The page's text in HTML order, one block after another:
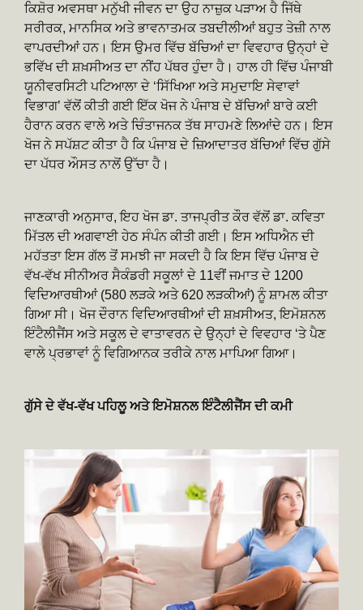
ਕਿਸ਼ੋਰ ਅਵਸਥਾ ਮਨੁੱਖੀ ਜੀਵਨ ਦਾ ਉਹ ਨਾਜ਼ੁਕ ਪੜਾਅ ਹੈ ਜਿੱਥੇ
ਸਰੀਰਕ, ਮਾਨਸਿਕ ਅਤੇ ਭਾਵਨਾਤਮਕ ਤਬਦੀਲੀਆਂ ਬਹੁਤ ਤੇਜ਼ੀ ਨਾਲ
ਵਾਪਰਦੀਆਂ ਹਨ। ਇਸ ਉਮਰ ਵਿੱਚ ਬੱਚਿਆਂ ਦਾ ਵਿਵਹਾਰ ਉਨ੍ਹਾਂ ਦੇ
ਭਵਿੱਖ ਦੀ ਸ਼ਖ਼ਸੀਅਤ ਦਾ ਨੀਂਹ ਪੱਥਰ ਹੁੰਦਾ ਹੈ। ਹਾਲ ਹੀ ਵਿੱਚ ਪੰਜਾਬੀ
ਯੂਨੀਵਰਸਿਟੀ ਪਟਿਆਲਾ ਦੇ ‘ਸਿੱਖਿਆ ਅਤੇ ਸਮੁਦਾਇ ਸੇਵਾਵਾਂ
ਵਿਭਾਗ’ ਵੱਲੋਂ ਕੀਤੀ ਗਈ ਇੱਕ ਖੋਜ ਨੇ ਪੰਜਾਬ ਦੇ ਬੱਚਿਆਂ ਬਾਰੇ ਕਈ
ਹੈਰਾਨ ਕਰਨ ਵਾਲੇ ਅਤੇ ਚਿੰਤਾਜਨਕ ਤੱਥ ਸਾਹਮਣੇ ਲਿਆਂਦੇ ਹਨ। ਇਸ
ਖੋਜ ਨੇ ਸਪੱਸ਼ਟ ਕੀਤਾ ਹੈ ਕਿ ਪੰਜਾਬ ਦੇ ਜ਼ਿਆਦਾਤਰ ਬੱਚਿਆਂ ਵਿੱਚ ਗੁੱਸੇ
ਦਾ ਪੱਧਰ ਔਸਤ ਨਾਲੋਂ ਉੱਚਾ ਹੈ।
ਜਾਣਕਾਰੀ ਅਨੁਸਾਰ, ਇਹ ਖੋਜ ਡਾ. ਤਾਜਪ੍ਰੀਤ ਕੌਰ ਵੱਲੋਂ ਡਾ. ਕਵਿਤਾ
ਮਿੱਤਲ ਦੀ ਅਗਵਾਈ ਹੇਠ ਸੰਪੰਨ ਕੀਤੀ ਗਈ। ਇਸ ਅਧਿਐਨ ਦੀ
ਮਹੱਤਤਾ ਇਸ ਗੱਲ ਤੋਂ ਸਮਝੀ ਜਾ ਸਕਦੀ ਹੈ ਕਿ ਇਸ ਵਿੱਚ ਪੰਜਾਬ ਦੇ
ਵੱਖ-ਵੱਖ ਸੀਨੀਅਰ ਸੈਕੰਡਰੀ ਸਕੂਲਾਂ ਦੇ 11ਵੀਂ ਜਮਾਤ ਦੇ 1200
ਵਿਦਿਆਰਥੀਆਂ (580 ਲੜਕੇ ਅਤੇ 620 ਲੜਕੀਆਂ) ਨੂੰ ਸ਼ਾਮਲ ਕੀਤਾ
ਗਿਆ ਸੀ। ਖੋਜ ਦੌਰਾਨ ਵਿਦਿਆਰਥੀਆਂ ਦੀ ਸ਼ਖ਼ਸੀਅਤ, ਇਮੋਸ਼ਨਲ
ਇੰਟੈਲੀਜੈਂਸ ਅਤੇ ਸਕੂਲ ਦੇ ਵਾਤਾਵਰਨ ਦੇ ਉਨ੍ਹਾਂ ਦੇ ਵਿਵਹਾਰ ‘ਤੇ ਪੈਣ
ਵਾਲੇ ਪ੍ਰਭਾਵਾਂ ਨੂੰ ਵਿਗਿਆਨਕ ਤਰੀਕੇ ਨਾਲ ਮਾਪਿਆ ਗਿਆ।
ਗੁੱਸੇ ਦੇ ਵੱਖ-ਵੱਖ ਪਹਿਲੂ ਅਤੇ ਇਮੋਸ਼ਨਲ ਇੰਟੈਲੀਜੈਂਸ ਦੀ ਕਮੀ